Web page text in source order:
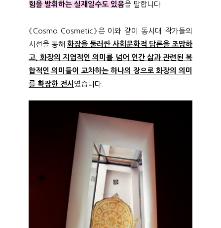
힘을 발휘하는 실재일수도 있음을 말합니다.
《Cosmo Cosmetic》은 이와 같이 동시대 작가들의
시선을 통해 화장을 둘러싼 사회문화적 담론을 조망하
고, 화장의 지엽적인 의미를 넘어 인간 삶과 관련된 복
합적인 의미들이 교차하는 하나의 장으로 화장의 의미
를 확장한 전시 였습니다.